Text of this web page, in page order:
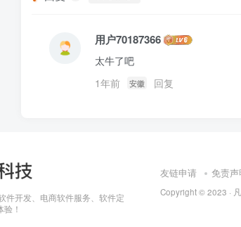
用户70187366
太牛了吧
1年前
安徽 回复
件开发、电商软件服务、软件定
！
友链申请 免责声
Copyright © 2023 ·